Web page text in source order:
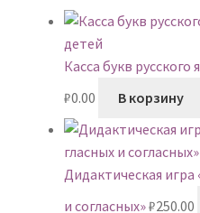
Касса букв
₽0.00 В корзину
Дидактическая
и согласных»₽250.00